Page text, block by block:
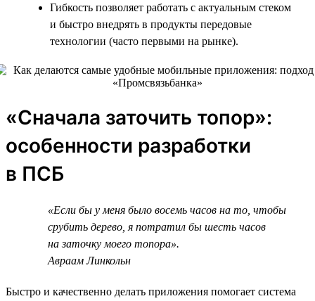
Гибкость позволяет работать с актуальным стеком
и быстро внедрять в продукты передовые
технологии (часто первыми на рынке).
«Сначала заточить топор»:
особенности разработки
в ПСБ
«Если бы у меня было восемь часов на то, чтобы
срубить дерево, я потратил бы шесть часов
на заточку моего топора».
Авраам Линкольн
Быстро и качественно делать приложения помогает система